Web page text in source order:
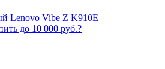
Lenovo Vibe Z K910E
до 10 000 руб.?